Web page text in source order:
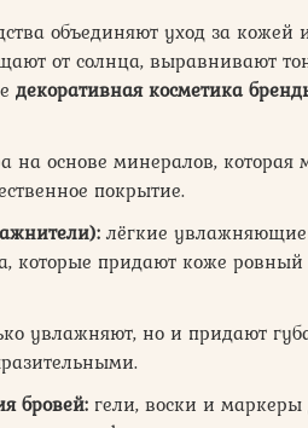
объединяют уход за кожей
от солнца, выравнивают
декоративная косметика
на основе минералов, которая
покрытие.
лёгкие
которые придают коже ровный
увлажняют, но и придают
бровей: гели, воски и маркеры